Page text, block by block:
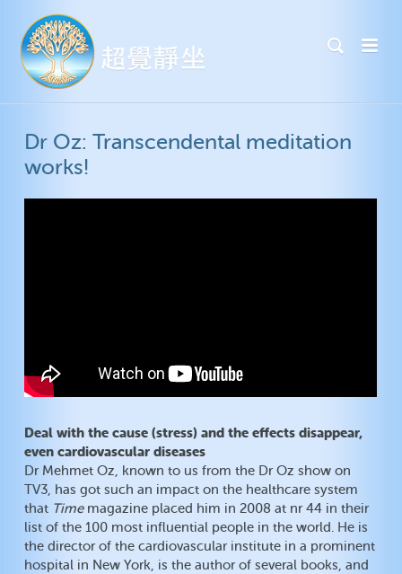
Dr Oz: Transcendental meditation
works!
Deal with the cause (stress) and the effects disappear,
even cardiovascular diseases
Dr Mehmet Oz, known to us from the Dr Oz show on
TV3, has got such an impact on the healthcare system
that Timemagazine placed him in 2008 at nr 44 in their
list of the 100 most influential people in the world. He is
the director of the cardiovascular institute in a prominent
hospital in New York, is the author of several books, and